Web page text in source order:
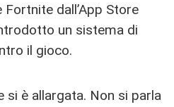
dall’App Store
un sistema di
il gioco.
si è allargata. Non si parla